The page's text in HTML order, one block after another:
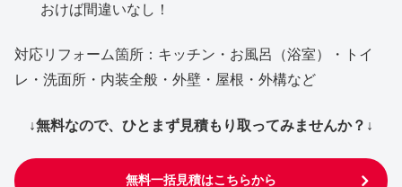
おけば間違いなし！
対応リフォーム箇所：キッチン・お風呂（浴室）・トイ
レ・洗面所・内装全般・外壁・屋根・外構など
↓無料なので、ひとまず見積もり取ってみませんか？↓
無料一括見積はこちらから